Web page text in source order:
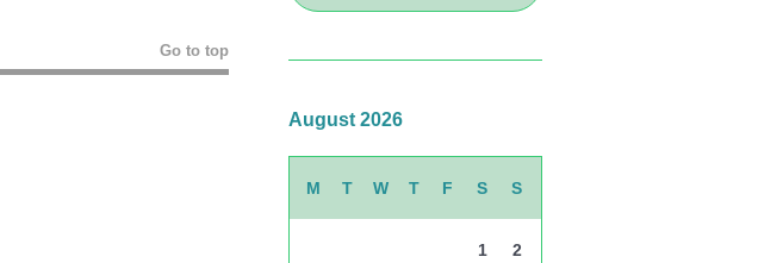
Go to top
August 2026
M T W T F S S
1 2